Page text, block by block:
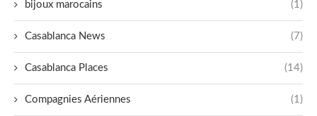
bijoux marocains (1)
Casablanca News (7)
Casablanca Places (14)
Compagnies Aériennes (1)